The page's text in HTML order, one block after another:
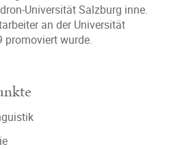
Universität Salzburg inne.
an der Universität
promoviert wurde.